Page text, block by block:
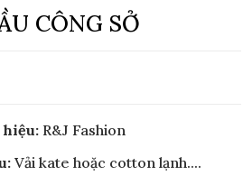
CÔNG SỞ
R&J Fashion
Vải kate hoặc cotton lạnh....